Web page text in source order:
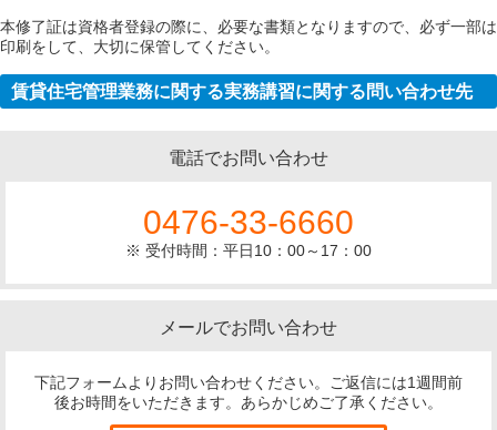
本修了証は資格者登録の際に、必要な書類となりますので、必ず一部は
印刷をして、大切に保管してください。
賃貸住宅管理業務に関する実務講習に関する問い合わせ先
電話でお問い合わせ
0476-33-6660
※ 受付時間：平日10：00～17：00
メールでお問い合わせ
下記フォームよりお問い合わせください。ご返信には1週間前
後お時間をいただきます。あらかじめご了承ください。